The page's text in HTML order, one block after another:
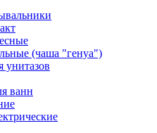
(чаша "генуа")
унитазов
ванн